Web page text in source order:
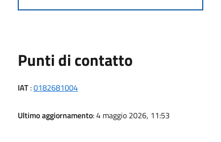
Punti di contatto
IAT:0182681004
Ultimo aggiornamento: 4 maggio 2026, 11:53